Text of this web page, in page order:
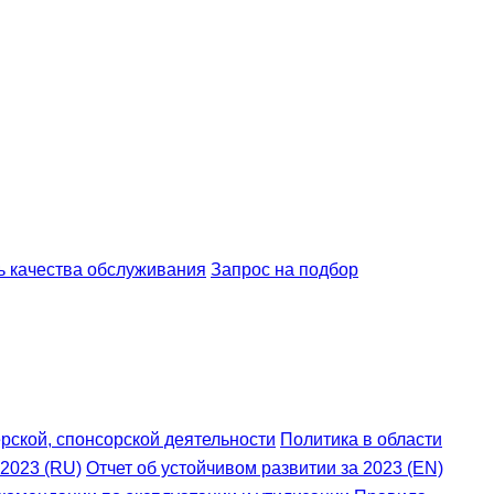
качества обслуживания Запрос на подбор
спонсорской деятельности Политика в области
(RU) Отчет об устойчивом развитии за 2023 (EN)